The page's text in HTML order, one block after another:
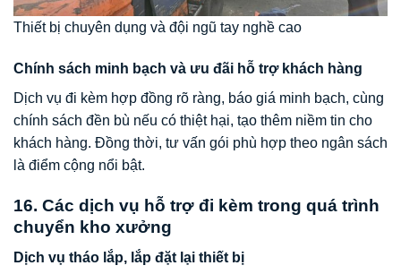
Thiết bị chuyên dụng và đội ngũ tay nghề cao
Chính sách minh bạch và ưu đãi hỗ trợ khách hàng
Dịch vụ đi kèm hợp đồng rõ ràng, báo giá minh bạch, cùng
chính sách đền bù nếu có thiệt hại, tạo thêm niềm tin cho
khách hàng. Đồng thời, tư vấn gói phù hợp theo ngân sách
là điểm cộng nổi bật.
16. Các dịch vụ hỗ trợ đi kèm trong quá trình
chuyển kho xưởng
Dịch vụ tháo lắp, lắp đặt lại thiết bị